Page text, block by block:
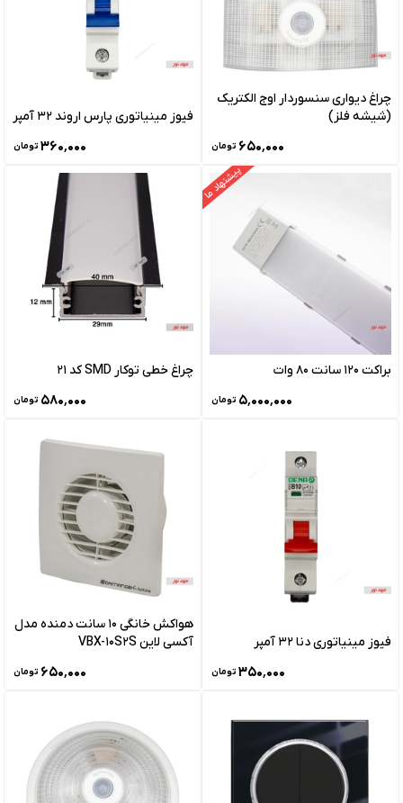
چراغ دیواری سنسوردار اوج الکتریک
(شیشه فلز)
۶۵۰٬۰۰۰ تومان
فیوز مینیاتوری پارس اروند 32 آمپر
۳۶۰٬۰۰۰ تومان
پیشنهاد ما
براکت 120 سانت 80 وات
۵٬۰۰۰٬۰۰۰ تومان
چراغ خطی توکار SMD کد 21
۵۸۰٬۰۰۰ تومان
فیوز مینیاتوری دنا 32 آمپر
۳۵۰٬۰۰۰ تومان
هواکش خانگی 10 سانت دمنده مدل
آکسی لاین VBX-10S2S
۶۵۰٬۰۰۰ تومان